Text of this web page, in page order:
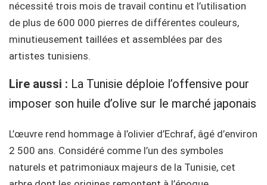
nécessité trois mois de travail continu et l’utilisation
de plus de 600 000 pierres de différentes couleurs,
minutieusement taillées et assemblées par des
artistes tunisiens.
Lire aussi : La Tunisie déploie l’offensive pour
imposer son huile d’olive sur le marché japonais
L’œuvre rend hommage à l’olivier d’Echraf, âgé d’environ
2 500 ans. Considéré comme l’un des symboles
naturels et patrimoniaux majeurs de la Tunisie, cet